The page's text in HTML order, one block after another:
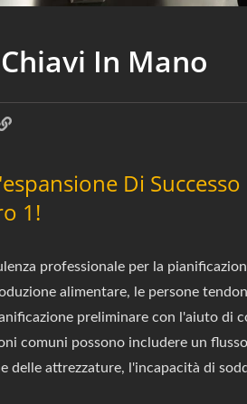
In Mano
Di
1!
professionale per la
alimentare, le persone
preliminare con l'aiuto di
comuni possono includere un
delle attrezzature, l'incapacità di